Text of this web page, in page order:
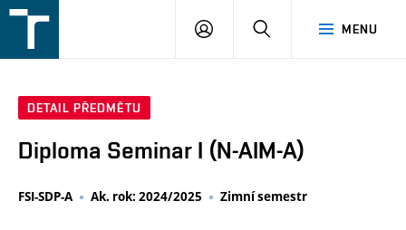
v
MENU
PŘIHLÁŠENÍ
DETAIL PŘEDMĚTU
Diploma Seminar I (N-AIM-A)
FSI-SDP-A Ak. rok: 2024/2025 Zimní semestr